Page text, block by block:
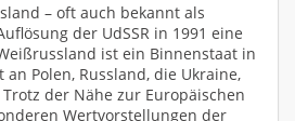
– oft auch bekannt als
der UdSSR in 1991 eine
ist ein Binnenstaat in
Polen, Russland, die Ukraine,
der Nähe zur Europäischen
Wertvorstellungen der